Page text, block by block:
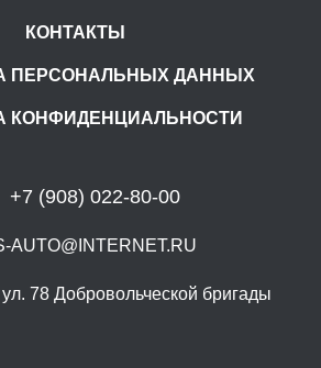
КОНТАКТЫ
ПЕРСОНАЛЬНЫХ ДАННЫХ
КОНФИДЕНЦИАЛЬНОСТИ
+7 (908) 022-80-00
AUTO@INTERNET.RU
ул. 78 Добровольческой бригады